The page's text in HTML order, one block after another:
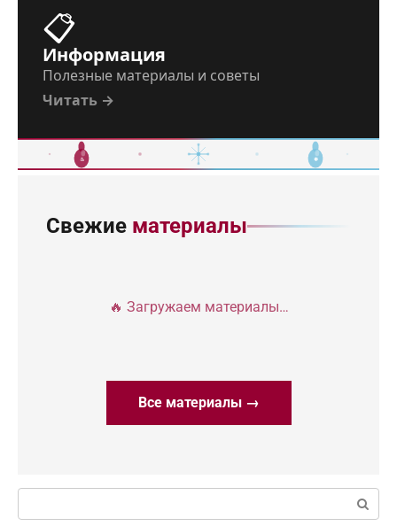
📋
Информация
Полезные материалы и советы
Читать →
♨ ❄
Свежие материалы
🔥 Загружаем материалы…
Все материалы →
Поиск: